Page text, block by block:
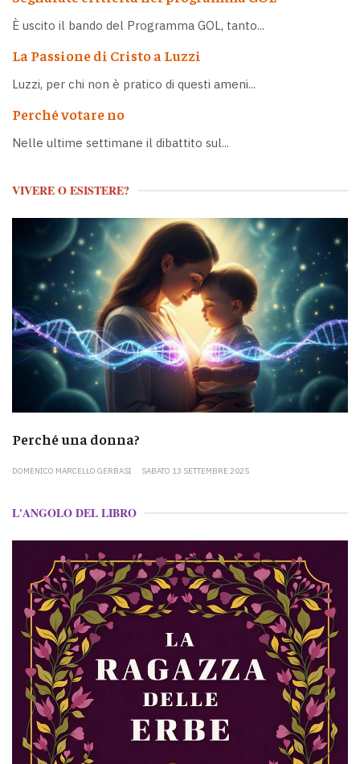
È uscito il bando del Programma GOL, tanto...
La Passione di Cristo a Luzzi
Luzzi, per chi non è pratico di questi ameni...
Perché votare no
Nelle ultime settimane il dibattito sul...
VIVERE O ESISTERE?
Perché una donna?
DOMENICO MARCELLO GERBASI SABATO 13 SETTEMBRE 2025
L'ANGOLO DEL LIBRO